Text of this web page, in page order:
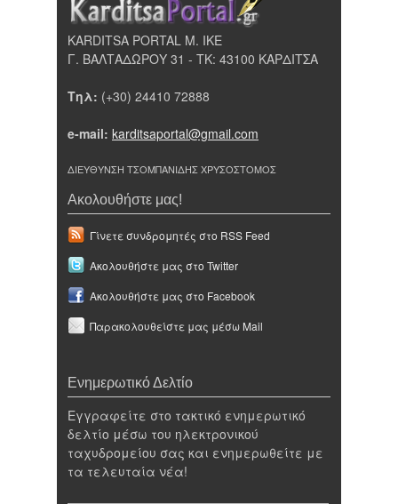
KARDITSA PORTAL Μ. ΙΚΕ
Γ. ΒΑΛΤΑΔΩΡΟΥ 31 - ΤΚ: 43100 ΚΑΡΔΙΤΣΑ
Τηλ: (+30) 24410 72888
e-mail: karditsaportal@gmail.com
ΔΙΕΥΘΥΝΣΗ ΤΣΟΜΠΑΝΙΔΗΣ ΧΡΥΣΟΣΤΟΜΟΣ
Ακολουθήστε μας!
Γίνετε συνδρομητές στο RSS Feed
Ακολουθήστε μας στο Twitter
Ακολουθήστε μας στο Facebook
Παρακολουθείστε μας μέσω Mail
Ενημερωτικό Δελτίο
Εγγραφείτε στο τακτικό ενημερωτικό
δελτίο μέσω του ηλεκτρονικού
ταχυδρομείου σας και ενημερωθείτε με
τα τελευταία νέα!